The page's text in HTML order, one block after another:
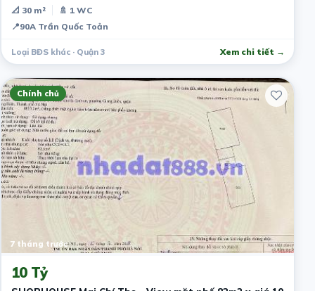
📐 30 m²
🚿 1 WC
📍90A Trần Quốc Toản
Loại BĐS khác · Quận 3 Xem chi tiết →
Chính chủ
7 tháng trước
10 Tỷ